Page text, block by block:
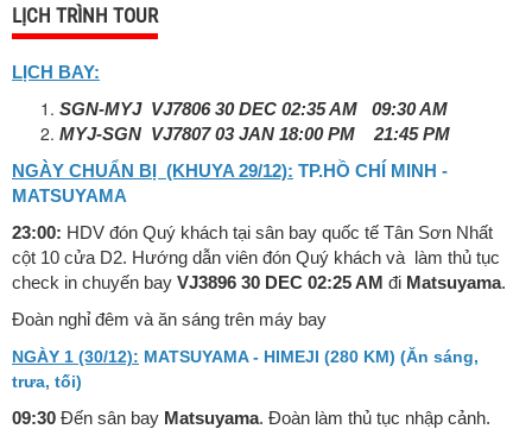
LỊCH TRÌNH TOUR
LỊCH BAY:
SGN-MYJ VJ7806 30 DEC 02:35 AM 09:30 AM
MYJ-SGN VJ7807 03 JAN 18:00 PM 21:45 PM
NGÀY CHUẨN BỊ (KHUYA 29/12): TP.HỒ CHÍ MINH -
MATSUYAMA
23:00: HDV đón Quý khách tại sân bay quốc tế Tân Sơn Nhất
cột 10 cửa D2. Hướng dẫn viên đón Quý khách và làm thủ tục
check in chuyến bay VJ3896 30 DEC 02:25 AM đi Matsuyama.
Đoàn nghỉ đêm và ăn sáng trên máy bay
NGÀY 1 (30/12): MATSUYAMA - HIMEJI (280 KM) (Ăn sáng,
trưa, tối)
09:30 Đến sân bay Matsuyama. Đoàn làm thủ tục nhập cảnh.